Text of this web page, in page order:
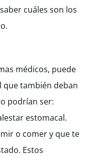
cuáles son los
médicos, puede
que también deban
podrían ser:
estomacal.
o comer y que te
Estos